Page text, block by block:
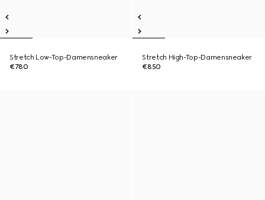
Stretch Low-Top-Damensneaker
€780
Stretch High-Top-Damensneaker
€850